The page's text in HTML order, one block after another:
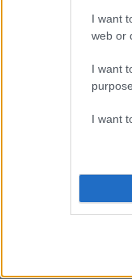
I want
web or
I want
I want
είπε ο
που
όπως την
δεν είναι, η